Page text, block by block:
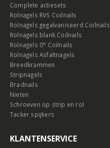
Complete actiesets
Rolnagels RVS Coilnails
Rolnagels gegalvaniseerd Coilnails
Rolnagels blank Coilnails
Rolnagels 0° Coilnails
Rolnagels Asfaltnagels
Breedkrammen
Stripnagels
Bradnails
Nieten
Schroeven op strip en rol
Tacker spijkers
KLANTENSERVICE